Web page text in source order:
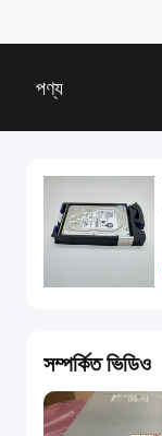
পণ্য
সম্পর্কিত ভিডিও